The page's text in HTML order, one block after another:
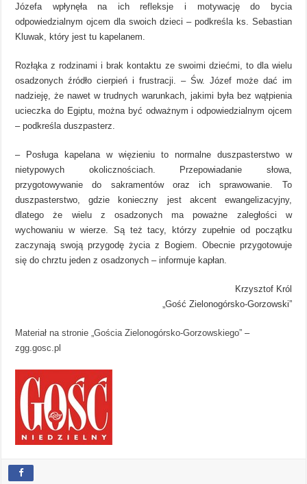
Józefa wpłynęła na ich refleksje i motywację do bycia
odpowiedzialnym ojcem dla swoich dzieci – podkreśla ks. Sebastian
Kluwak, który jest tu kapelanem.
Rozłąka z rodzinami i brak kontaktu ze swoimi dziećmi, to dla wielu
osadzonych źródło cierpień i frustracji. – Św. Józef może dać im
nadzieję, że nawet w trudnych warunkach, jakimi była bez wątpienia
ucieczka do Egiptu, można być odważnym i odpowiedzialnym ojcem
– podkreśla duszpasterz.
– Posługa kapelana w więzieniu to normalne duszpasterstwo w
nietypowych okolicznościach. Przepowiadanie słowa,
przygotowywanie do sakramentów oraz ich sprawowanie. To
duszpasterstwo, gdzie konieczny jest akcent ewangelizacyjny,
dlatego że wielu z osadzonych ma poważne zaległości w
wychowaniu w wierze. Są też tacy, którzy zupełnie od początku
zaczynają swoją przygodę życia z Bogiem. Obecnie przygotowuje
się do chrztu jeden z osadzonych – informuje kapłan.
Krzysztof Król
„Gość Zielonogórsko-Gorzowski”
Materiał na stronie „Gościa Zielonogórsko-Gorzowskiego” –
zgg.gosc.pl